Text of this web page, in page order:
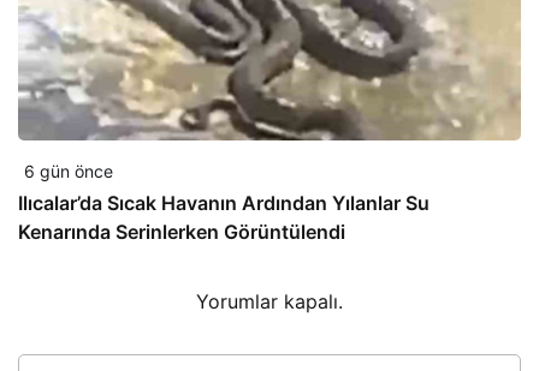
6 gün önce
Ilıcalar’da Sıcak Havanın Ardından Yılanlar Su
Kenarında Serinlerken Görüntülendi
Yorumlar kapalı.